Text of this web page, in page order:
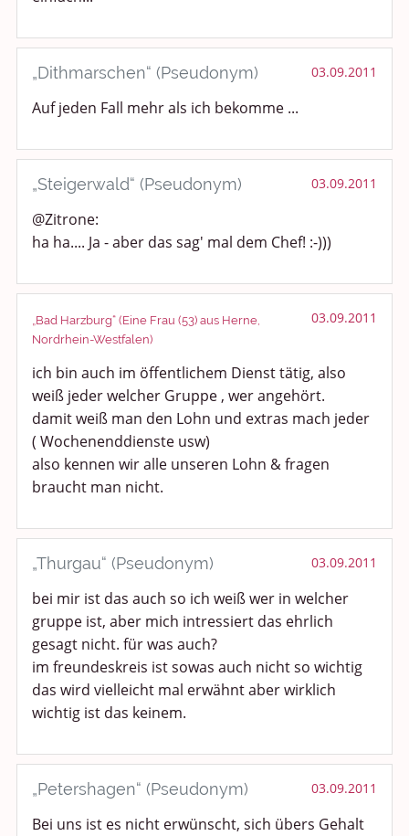
„Dithmarschen“ (Pseudonym) 03.09.2011
Auf jeden Fall mehr als ich bekomme ...
„Steigerwald“ (Pseudonym) 03.09.2011
@Zitrone:
ha ha.... Ja - aber das sag' mal dem Chef! :-)))
„Bad Harzburg“ (Eine Frau (53) aus Herne,
Nordrhein-Westfalen)
03.09.2011
ich bin auch im öffentlichem Dienst tätig, also
weiß jeder welcher Gruppe , wer angehört.
damit weiß man den Lohn und extras mach jeder
( Wochenenddienste usw)
also kennen wir alle unseren Lohn & fragen
braucht man nicht.
„Thurgau“ (Pseudonym) 03.09.2011
bei mir ist das auch so ich weiß wer in welcher
gruppe ist, aber mich intressiert das ehrlich
gesagt nicht. für was auch?
im freundeskreis ist sowas auch nicht so wichtig
das wird vielleicht mal erwähnt aber wirklich
wichtig ist das keinem.
„Petershagen“ (Pseudonym) 03.09.2011
Bei uns ist es nicht erwünscht, sich übers Gehalt